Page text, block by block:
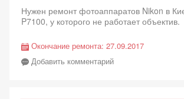
Нужен ремонт фотоаппаратов Nikon в
P7100, у которого не работает объектив.
Окончание ремонта: 27.09.2017
Добавить комментарий